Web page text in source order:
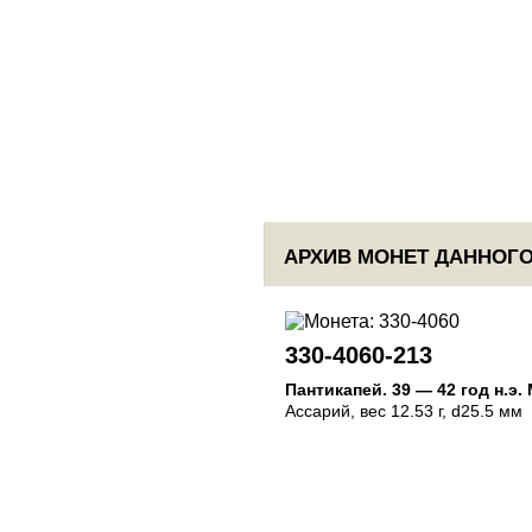
АРХИВ МОНЕТ
330-4060-213
Пантикапей. 39 — 42 год н.э.
Ассарий , вес 12.53 г, d25.5 мм